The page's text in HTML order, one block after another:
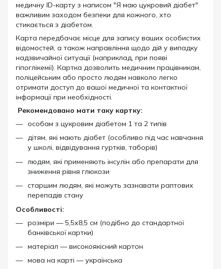
медичну ID-карту з написом "Я маю цукровий діабет"
важливим заходом безпеки для кожного, хто
стикається з діабетом.
Карта передбачає місце для запису ваших особистих
відомостей, а також направління щодо дій у випадку
надзвичайної ситуації (наприклад, при появі
гіпоглікемії). Картка дозволить медичним працівникам,
поліцейським або просто людям навколо легко
отримати доступ до вашої медичної та контактної
інформації при необхідності.
Рекомендовано мати таку картку:
особам з цукровим діабетом 1 та 2 типів
дітям, які мають діабет (особливо під час навчання
у школі, відвідування гуртків, таборів)
людям, які применяють інсулін або препарати для
зниження рівня глюкози
старшим людям, які можуть зазнавати раптових
перепадів стану
Особливості:
розміри — 5,5х8,5 см (подібно до стандартної
банківської картки)
матеріал — високоякісний картон
мова на карті — українська